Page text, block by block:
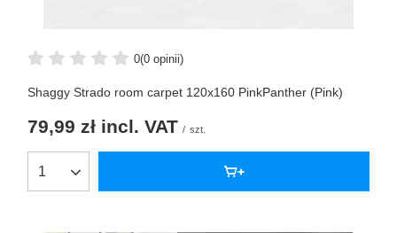
0(0 opinii)
Shaggy Strado room carpet 120x160 PinkPanther (Pink)
79,99 zł incl. VAT / szt.